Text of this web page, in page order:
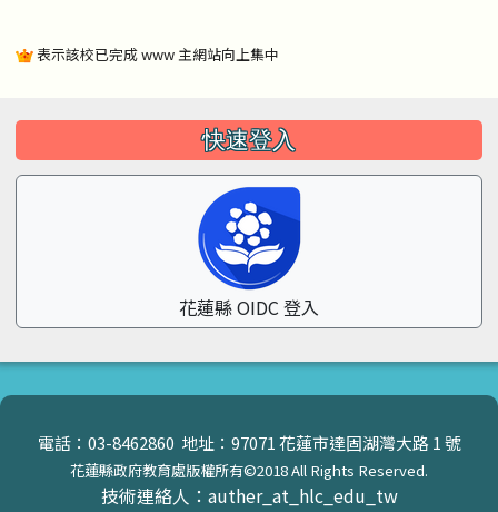
表示該校已完成 www 主網站向上集中
左邊區域內容 快速登入
花蓮縣 OIDC 登入
頁尾區域內容
電話：03-8462860 地址：97071 花蓮市達固湖灣大路 1 號
花蓮縣政府教育處版權所有©2018 All Rights Reserved.
技術連絡人：auther_at_hlc_edu_tw